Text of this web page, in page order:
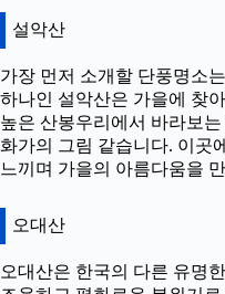
설악산
가장 먼저 소개할 단풍명소
하나인 설악산은 가을에 찾
높은 산봉우리에서 바라보
화가의 그림 같습니다. 이곳
느끼며 가을의 아름다움을
오대산
오대산은 한국의 다른 유명